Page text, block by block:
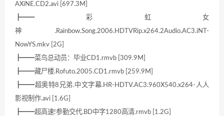
AXiNE.CD2.avi [697.3M]
┣━━彩虹女
神.Rainbow.Song.2006.HDTVRip.x264.2Audio.AC3.iNT-
NowYS.mkv [2G]
┣━━菜鸟总动员：毕业CD1.rmvb [309.9M]
┣━━藏尸楼.Rofuto.2005.CD1.rmvb [259.9M]
┣━━超奥特8兄弟.中文字幕.HR-HDTV.AC3.960X540.x264-人人
影视制作.avi [1.6G]
┣━━超高速!参勤交代.BD中字1280高清.rmvb [1.2G]